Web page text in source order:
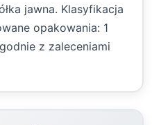
jawna. Klasyfikacja
opakowania: 1
z zaleceniami